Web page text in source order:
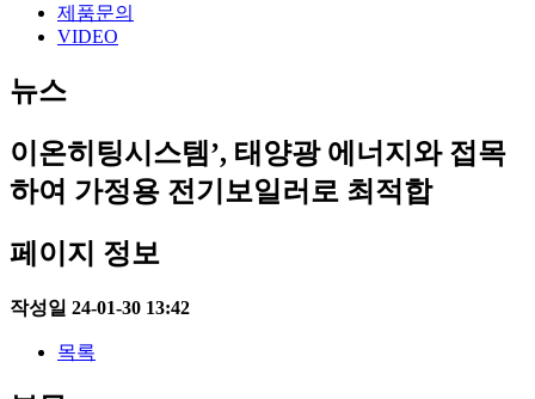
제품문의
VIDEO
뉴스
이온히팅시스템’, 태양광 에너지와 접목
하여 가정용 전기보일러로 최적합
페이지 정보
작성일 24-01-30 13:42
목록